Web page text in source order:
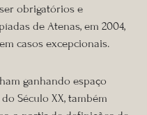
obrigatórios e
de Atenas, em 2004,
casos excepcionais.
ganhando espaço
Século XX, também